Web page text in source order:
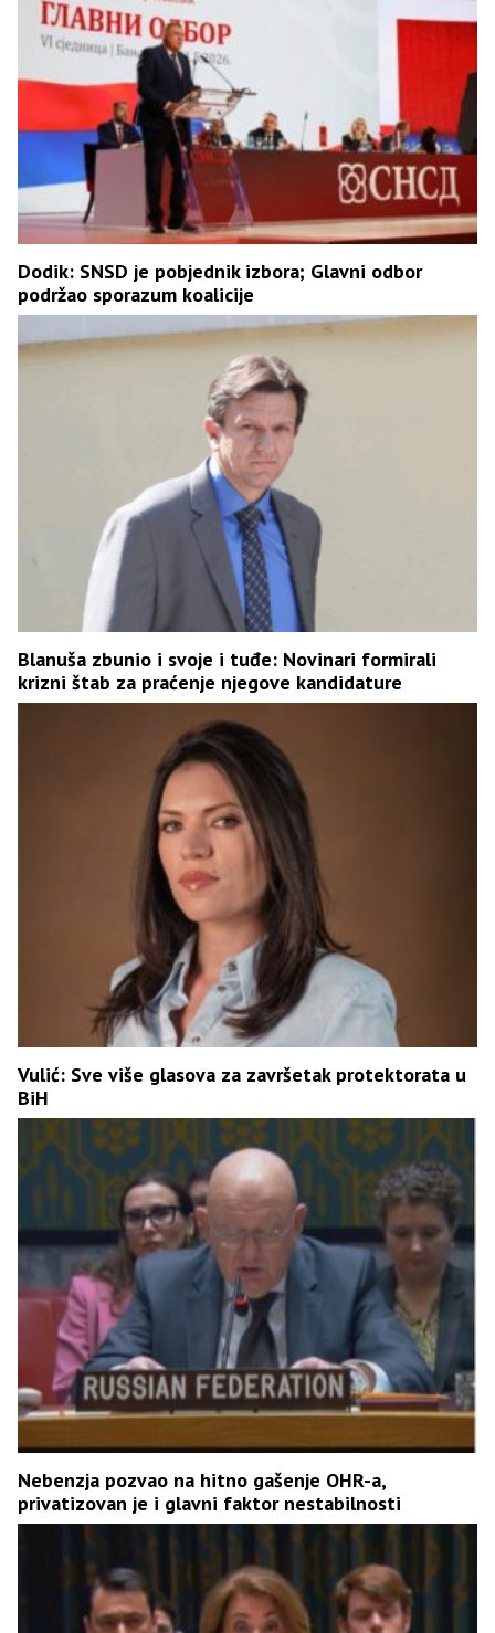
Dodik: SNSD je pobjednik izbora; Glavni odbor
podržao sporazum koalicije
Blanuša zbunio i svoje i tuđe: Novinari formirali
krizni štab za praćenje njegove kandidature
Vulić: Sve više glasova za završetak protektorata u
BiH
Nebenzja pozvao na hitno gašenje OHR-a,
privatizovan je i glavni faktor nestabilnosti